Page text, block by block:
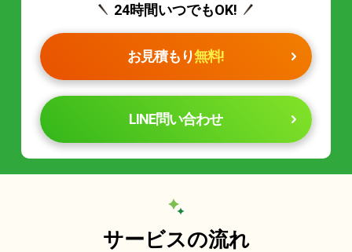
24時間いつでもOK!
お見積もり無料!
LINE問い合わせ
サービスの流れ